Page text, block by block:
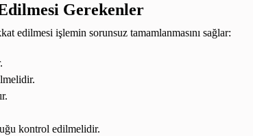
Gerekenler
edilmesi işlemin sorunsuz tamamlanmasını sağlar:
kontrol edilmelidir.